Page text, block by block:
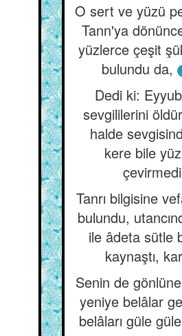
O sert ve yüzü
Tann'ya
yüzlerce çeşit
bulundu da,
Dedi ki:
sevgililerini
halde
kere bile
Tanrı bilgisine
bulundu,
ile âdeta sütle
kaynaştı,
Senin de
yeniye belâlar
belâları güle